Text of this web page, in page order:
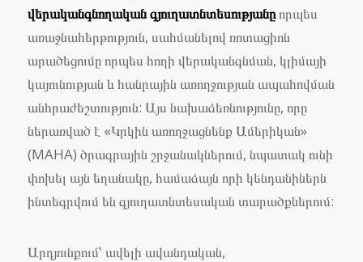
վերականգնողական գյուղատնտեսությանըորպես
առաջնահերթություն, սահմանելով ռոտացիոն
արածեցումը որպես հողի վերականգնման, կլիմայի
կայունության և հանրային առողջության ապահովման
անհրաժեշտություն: Այս նախաձեռնությունը, որը
ներառված է «Կրկին առողջացնենք Ամերիկան»
(MAHA) ծրագրային շրջանակներում, նպատակ ունի
փոխել այն եղանակը, համաձայն որի կենդանիներն
ինտեգրվում են գյուղատնտեսական տարածքներում:
Արդյունքում՝ ավելի ավանդական,